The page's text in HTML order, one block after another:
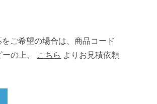
ご希望の場合は、商品コード
の上、
こちら よりお見積依頼